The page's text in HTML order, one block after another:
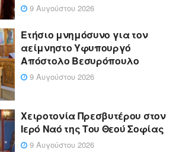
9 Αυγούστου 2026
Ετήσιο μνημόσυνο για τον
αείμνηστο Υφυπουργό
Απόστολο Βεσυρόπουλο
9 Αυγούστου 2026
Χειροτονία Πρεσβυτέρου στον
Ιερό Ναό της Του Θεού Σοφίας
9 Αυγούστου 2026